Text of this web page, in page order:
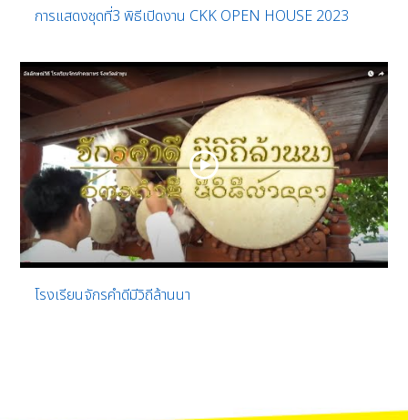
การแสดงชุดที่3 พิธีเปิดงาน CKK OPEN HOUSE 2023
โรงเรียนจักรคำดีมีวิถีล้านนา